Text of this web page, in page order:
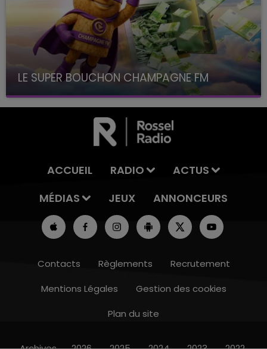
LE SUPER BOUCHON CHAMPAGNE FM
avec La Famille Champagne FM, à 8H10
ACCUEIL RADIO
ACTUS
MÉDIAS
JEUX ANNONCEURS
Contacts Règlements
Recrutement
Mentions Légales
Gestion des cookies
Plan du site